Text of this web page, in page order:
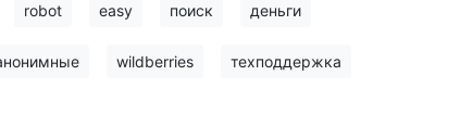
robot easy поиск деньги
wildberries техподдержка